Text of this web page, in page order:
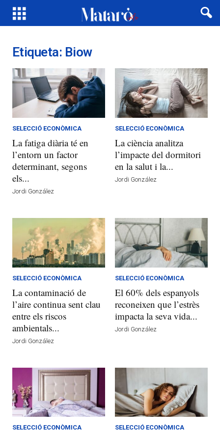
Etiqueta: Biow
SELECCIÓ ECONÒMICA
La fatiga diària té en
l’entorn un factor
determinant, segons
els...
Jordi González
SELECCIÓ ECONÒMICA
La ciència analitza
l’impacte del dormitori
en la salut i la...
Jordi González
SELECCIÓ ECONÒMICA
La contaminació de
l’aire continua sent clau
entre els riscos
ambientals...
Jordi González
SELECCIÓ ECONÒMICA
El 60% dels espanyols
reconeixen que l’estrès
impacta la seva vida...
Jordi González
SELECCIÓ ECONÒMICA SELECCIÓ ECONÒMICA